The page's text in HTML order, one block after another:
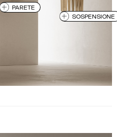
SOSPENSIONE
PARETE